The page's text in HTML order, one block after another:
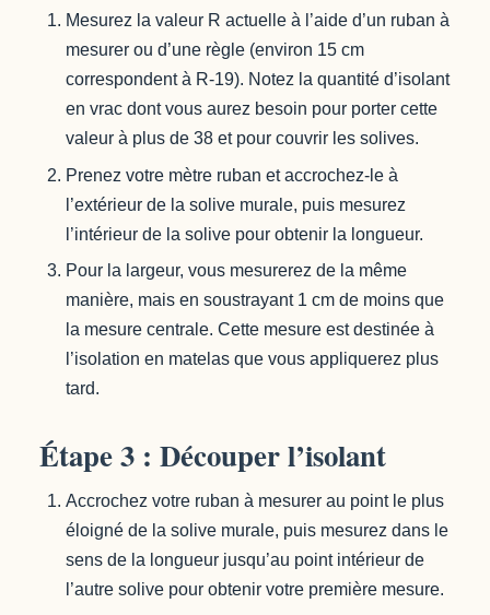
Mesurez la valeur R actuelle à l’aide d’un ruban à
mesurer ou d’une règle (environ 15 cm
correspondent à R-19). Notez la quantité d’isolant
en vrac dont vous aurez besoin pour porter cette
valeur à plus de 38 et pour couvrir les solives.
Prenez votre mètre ruban et accrochez-le à
l’extérieur de la solive murale, puis mesurez
l’intérieur de la solive pour obtenir la longueur.
Pour la largeur, vous mesurerez de la même
manière, mais en soustrayant 1 cm de moins que
la mesure centrale. Cette mesure est destinée à
l’isolation en matelas que vous appliquerez plus
tard.
Étape 3 : Découper l’isolant
Accrochez votre ruban à mesurer au point le plus
éloigné de la solive murale, puis mesurez dans le
sens de la longueur jusqu’au point intérieur de
l’autre solive pour obtenir votre première mesure.